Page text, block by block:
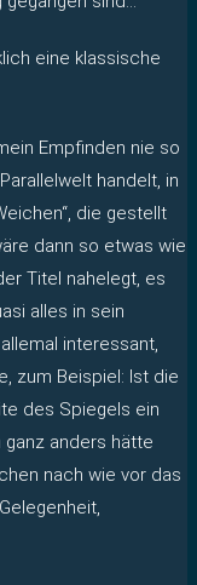
eine klassische
Empfinden nie so
handelt, in
die gestellt
dann so etwas wie
Titel nahelegt, es
alles in sein
interessant,
zum Beispiel: Ist die
des Spiegels ein
anders hätte
nach wie vor das